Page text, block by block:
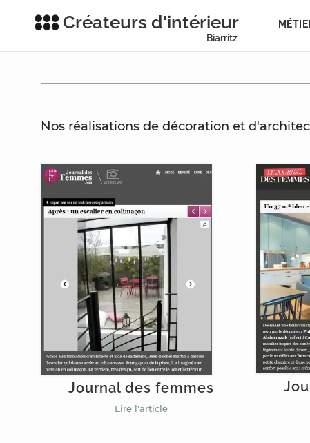
Créateurs d'intérieur
Biarritz
Nos réalisations de décoration et
Journal des femmes
Lire l'article